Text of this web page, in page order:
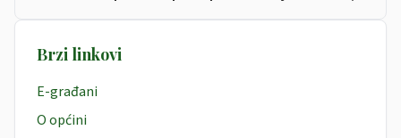
Brzi linkovi
E-građani
O općini